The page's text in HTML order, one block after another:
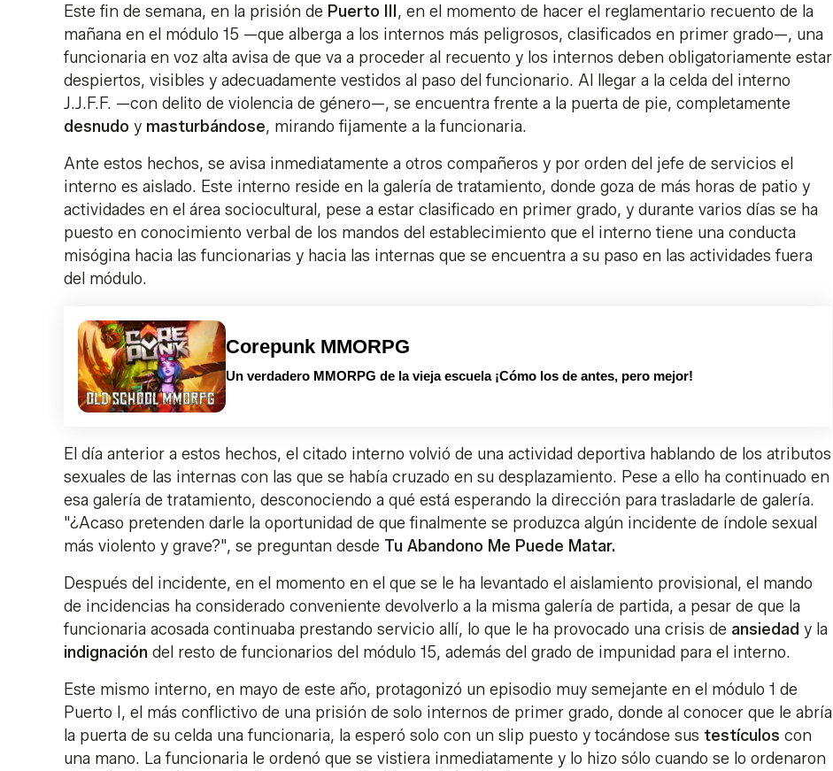
Este fin de semana, en la prisión de Puerto III , en el momento de hacer el reglamentario recuento de la
mañana en el módulo 15 —que alberga a los internos más peligrosos, clasificados en primer grado—, una
funcionaria en voz alta avisa de que va a proceder al recuento y los internos deben obligatoriamente estar
despiertos, visibles y adecuadamente vestidos al paso del funcionario. Al llegar a la celda del interno
J.J.F.F. —con delito de violencia de género—, se encuentra frente a la puerta de pie, completamente
desnudo y masturbándose, mirando fijamente a la funcionaria.
Ante estos hechos, se avisa inmediatamente a otros compañeros y por orden del jefe de servicios el
interno es aislado. Este interno reside en la galería de tratamiento, donde goza de más horas de patio y
actividades en el área sociocultural, pese a estar clasificado en primer grado, y durante varios días se ha
puesto en conocimiento verbal de los mandos del establecimiento que el interno tiene una conducta
misógina hacia las funcionarias y hacia las internas que se encuentra a su paso en las actividades fuera
del módulo.
Corepunk MMORPG
Un verdadero MMORPG de la vieja escuela ¡Cómo los de antes, pero mejor!
El día anterior a estos hechos, el citado interno volvió de una actividad deportiva hablando de los atributos
sexuales de las internas con las que se había cruzado en su desplazamiento. Pese a ello ha continuado en
esa galería de tratamiento, desconociendo a qué está esperando la dirección para trasladarle de galería.
"¿Acaso pretenden darle la oportunidad de que finalmente se produzca algún incidente de índole sexual
más violento y grave?", se preguntan desde Tu Abandono Me Puede Matar.
Después del incidente, en el momento en el que se le ha levantado el aislamiento provisional, el mando
de incidencias ha considerado conveniente devolverlo a la misma galería de partida, a pesar de que la
funcionaria acosada continuaba prestando servicio allí, lo que le ha provocado una crisis de ansiedad y la
indignación del resto de funcionarios del módulo 15, además del grado de impunidad para el interno.
Este mismo interno, en mayo de este año, protagonizó un episodio muy semejante en el módulo 1 de
Puerto I, el más conflictivo de una prisión de solo internos de primer grado, donde al conocer que le abría
la puerta de su celda una funcionaria, la esperó solo con un slip puesto y tocándose sus testículos con
una mano. La funcionaria le ordenó que se vistiera inmediatamente y lo hizo sólo cuando se lo ordenaron